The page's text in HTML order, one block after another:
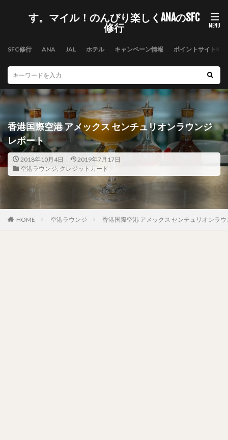
す。マイル！のんびり楽しくANAのSFC
修行
SFC修行 ANA JAL ホテル キャンペーン情報 ポイントサイト
香港国際空港 アメックス センチュリオンラウンジ
レポート
2018年10月4日
2019年7月17日
空港ラウンジ, クレジットカード
HOME 空港ラウンジ 香港国際空港 アメックス センチュリオンラ